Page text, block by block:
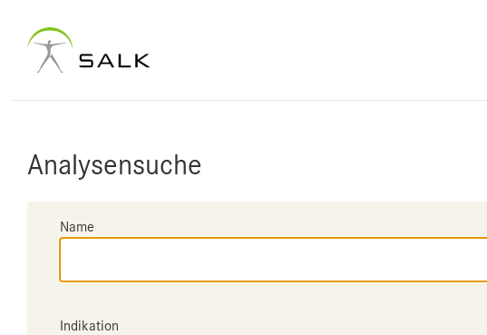
Analysensuche
Name
Indikation